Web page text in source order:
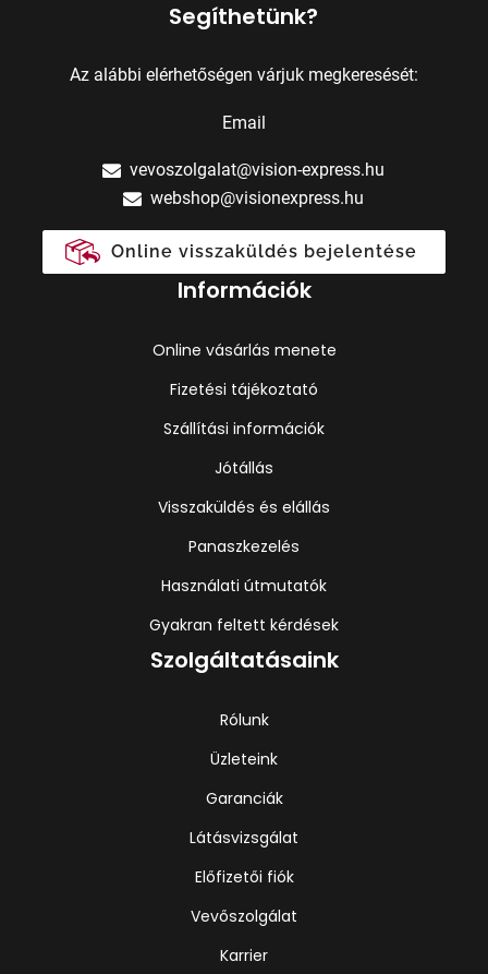
Segíthetünk?
Az alábbi elérhetőségen várjuk megkeresését:
Email
vevoszolgalat@vision-express.hu
webshop@visionexpress.hu
Online visszaküldés bejelentése
Információk
Online vásárlás menete
Fizetési tájékoztató
Szállítási információk
Jótállás
Visszaküldés és elállás
Panaszkezelés
Használati útmutatók
Gyakran feltett kérdések
Szolgáltatásaink
Rólunk
Üzleteink
Garanciák
Látásvizsgálat
Előfizetői fiók
Vevőszolgálat
Karrier